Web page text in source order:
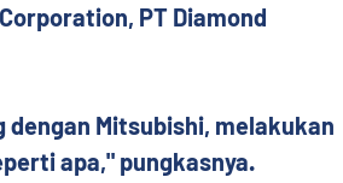
PT Diamond
Mitsubishi, melakukan
apa," pungkasnya.